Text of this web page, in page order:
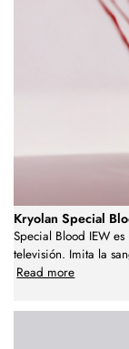
Kryolan Special
Special Blood IEW
televisión. Imita la
Read more